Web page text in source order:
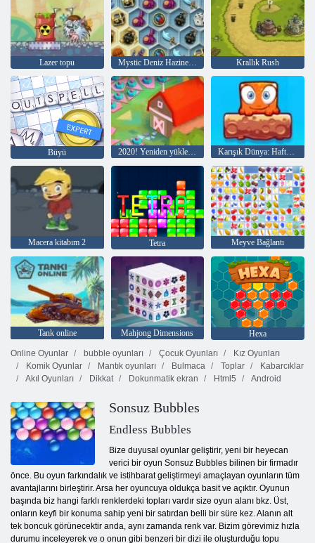
Lazer topu Mystic Deniz Hazineleri Krallık Rush
Büyü 2020! Yeniden yüklenmiş Karışık Dünya: Hafta Sonu
Macera kitabım 2 Tetra Meyve Bağlantı
Tank online Mahjong Dimensions
Hexa
Online Oyunlar
bubble oyunları Çocuk Oyunları
Kız Oyunları
Komik Oyunlar
Mantık oyunları Bulmaca Toplar
Kabarcıklar
Akıl Oyunları
Dikkat Dokunmatik ekran Html5 Android
Sonsuz Bubbles
Endless Bubbles
Bize duyusal oyunlar geliştirir, yeni bir heyecan
verici bir oyun Sonsuz Bubbles bilinen bir firmadır
önce. Bu oyun farkındalık ve istihbarat geliştirmeyi amaçlayan oyunların tüm
avantajlarını birleştirir. Arsa her oyuncuya oldukça basit ve açıktır. Oyunun
başında biz hangi farklı renklerdeki topları vardır size oyun alanı bkz. Üst,
onların keyfi bir konuma sahip yeni bir satırdan belli bir süre kez. Alanın alt
tek boncuk görünecektir anda, aynı zamanda renk var. Bizim görevimiz hızla
durumu inceleyerek ve o onun gibi benzeri bir dizi ile oluşturduğu topu